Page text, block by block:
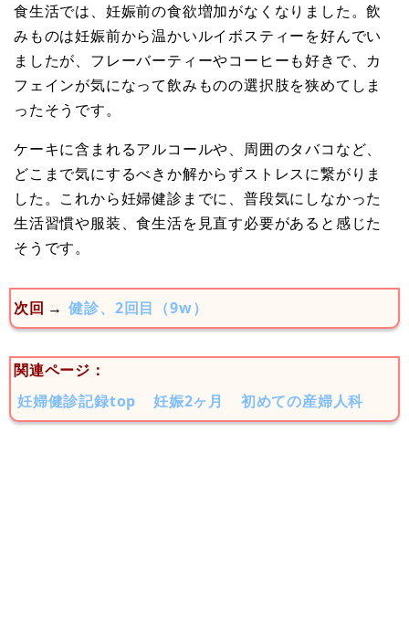
食生活では、妊娠前の食欲増加がなくなりました。飲
みものは妊娠前から温かいルイボスティーを好んでい
ましたが、フレーバーティーやコーヒーも好きで、カ
フェインが気になって飲みものの選択肢を狭めてしま
ったそうです。
ケーキに含まれるアルコールや、周囲のタバコなど、
どこまで気にするべきか解からずストレスに繋がりま
した。これから妊婦健診までに、普段気にしなかった
生活習慣や服装、食生活を見直す必要があると感じた
そうです。
次回 → 健診、2回目（9w）
関連ページ：
妊婦健診記録top
妊娠2ヶ月 初めての産婦人科